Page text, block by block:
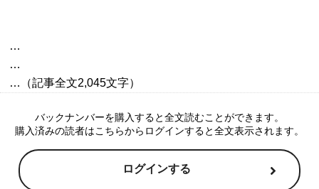
…
…
バックナンバーを購入すると全文読むことができます。
購入済みの読者はこちらからログインすると全文表示されます。
ログインする